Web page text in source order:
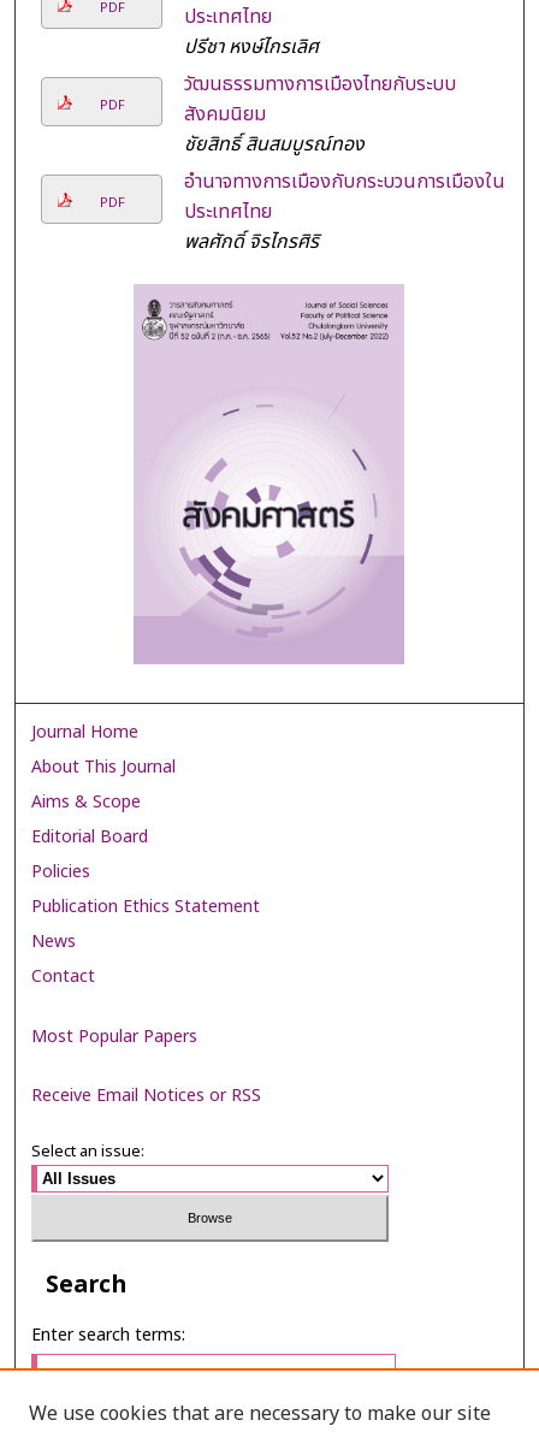
PDF
ประเทศไทย
ปรีชา หงษ์ไกรเลิศ
PDF
วัฒนธรรมทางการเมืองไทยกับระบบ
สังคมนิยม
ชัยสิทธิ์ สินสมบูรณ์ทอง
PDF
อำนาจทางการเมืองกับกระบวนการเมืองใน
ประเทศไทย
พลศักดิ์ จิรไกรศิริ
Journal Home
About This Journal
Aims & Scope
Editorial Board
Policies
Publication Ethics Statement
News
Contact
Most Popular Papers
Receive Email Notices or RSS
Select an issue:
Search
Enter search terms:
We use cookies that are necessary to make our site